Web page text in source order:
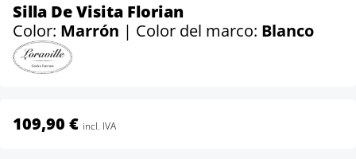
Silla De Visita Florian
Color: Marrón | Color del marco: Blanco
109,90 € incl. IVA